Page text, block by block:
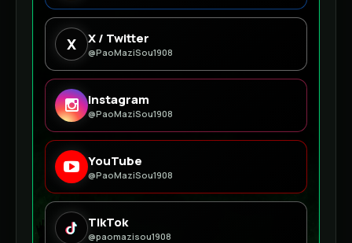
X X / Twitter
@PaoMaziSou1908
Instagram
@PaoMaziSou1908
YouTube
@PaoMaziSou1908
TikTok
@paomazisou1908